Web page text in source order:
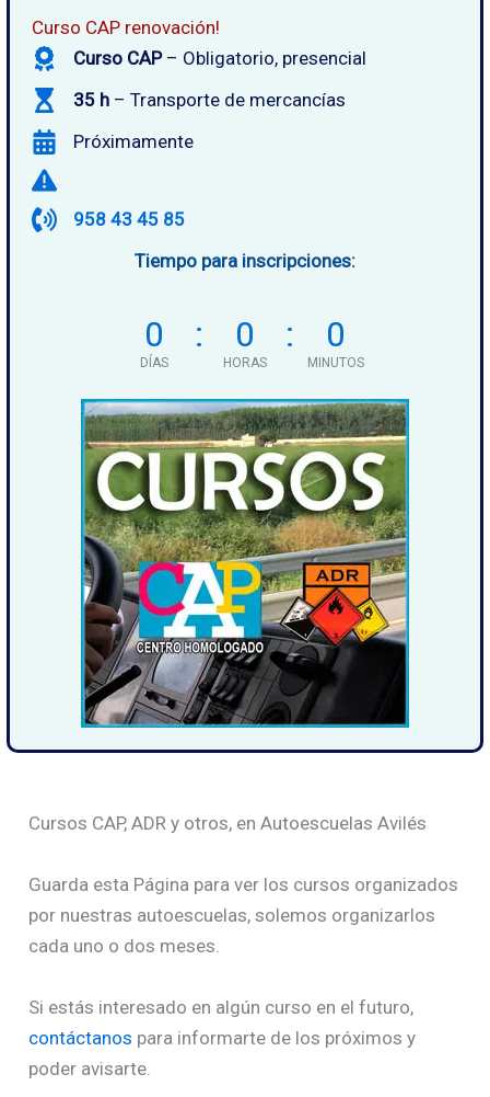
Curso CAP renovación!
Curso CAP– Obligatorio, presencial
35 h – Transporte de mercancías
Próximamente
958 43 45 85
Tiempo para inscripciones:
0
DÍAS
0
HORAS
0
MINUTOS
Cursos CAP, ADR y otros, en Autoescuelas Avilés
Guarda esta Página para ver los cursos organizados
por nuestras autoescuelas, solemos organizarlos
cada uno o dos meses.
Si estás interesado en algún curso en el futuro,
contáctanos para informarte de los próximos y
poder avisarte.